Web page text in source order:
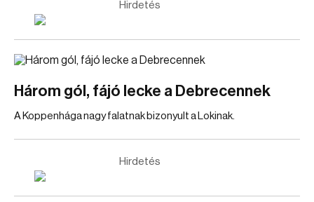
Hirdetés
Három gól, fájó lecke a Debrecennek
A Koppenhága nagy falatnak bizonyult a Lokinak.
Hirdetés